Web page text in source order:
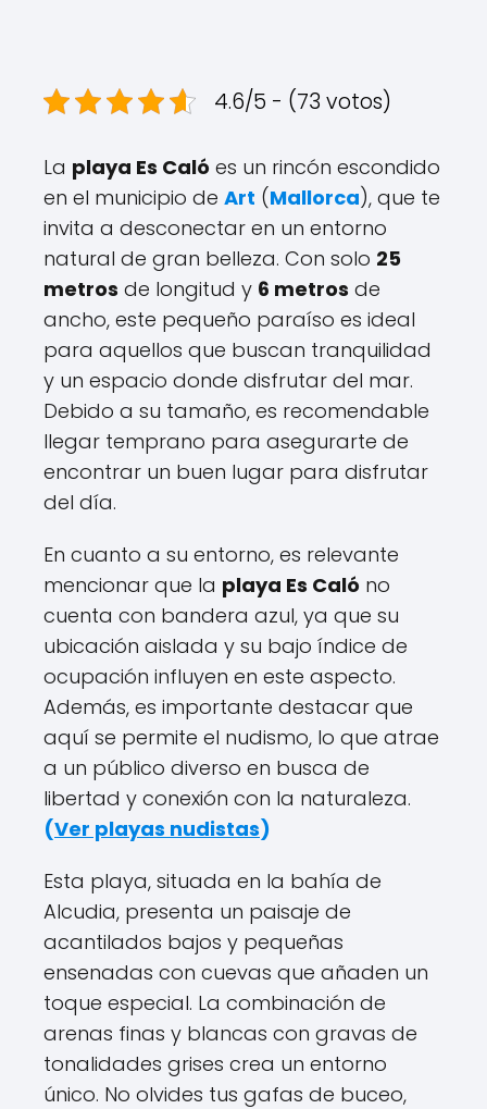
4.6/5 - (73 votos)
La playa Es Caló es un rincón escondido
en el municipio de Art (Mallorca), que te
invita a desconectar en un entorno
natural de gran belleza. Con solo 25
metros de longitud y 6 metros de
ancho, este pequeño paraíso es ideal
para aquellos que buscan tranquilidad
y un espacio donde disfrutar del mar.
Debido a su tamaño, es recomendable
llegar temprano para asegurarte de
encontrar un buen lugar para disfrutar
del día.
En cuanto a su entorno, es relevante
mencionar que la playa Es Caló no
cuenta con bandera azul, ya que su
ubicación aislada y su bajo índice de
ocupación influyen en este aspecto.
Además, es importante destacar que
aquí se permite el nudismo, lo que atrae
a un público diverso en busca de
libertad y conexión con la naturaleza.
(Ver playas nudistas)
Esta playa, situada en la bahía de
Alcudia, presenta un paisaje de
acantilados bajos y pequeñas
ensenadas con cuevas que añaden un
toque especial. La combinación de
arenas finas y blancas con gravas de
tonalidades grises crea un entorno
único. No olvides tus gafas de buceo,